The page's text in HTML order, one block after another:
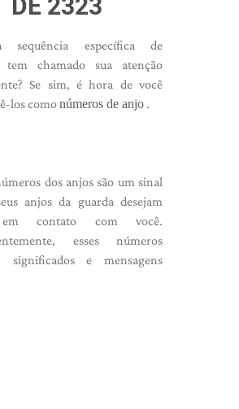
DE 2323
sequência específica de
tem chamado sua atenção
Se sim, é hora de você
los comonúmeros de anjo .
dos anjos são um sinal
anjos da guarda desejam
contato com você.
esses números
significados e mensagens